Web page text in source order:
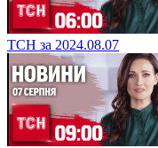
ТСН за 2024.08.07